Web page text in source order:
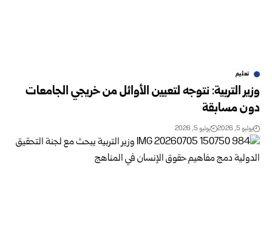
تعليم
وزير التربية: نتوجه لتعيين الأوائل من خريجي الجامعات
دون مسابقة
يوليو 5, 2026 يوليو 5, 2026